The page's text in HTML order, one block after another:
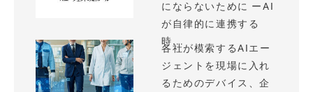
にならないために ーAI
が自律的に連携する
時...
各社が模索するAIエー
ジェントを現場に入れ
るためのデバイス、企